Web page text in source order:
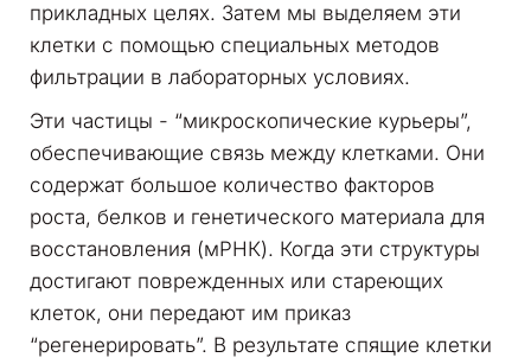
прикладных целях. Затем мы выделяем эти
клетки с помощью специальных методов
фильтрации в лабораторных условиях.
Эти частицы - “микроскопические курьеры”,
обеспечивающие связь между клетками. Они
содержат большое количество факторов
роста, белков и генетического материала для
восстановления (мРНК). Когда эти структуры
достигают поврежденных или стареющих
клеток, они передают им приказ
“регенерировать”. В результате спящие клетки